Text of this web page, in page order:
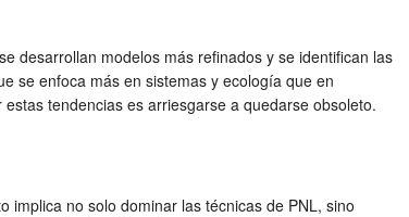
desarrollan modelos más refinados y se identifican las
se enfoca más en sistemas y ecología que en
tendencias es arriesgarse a quedarse obsoleto.
implica no solo dominar las técnicas de PNL, sino